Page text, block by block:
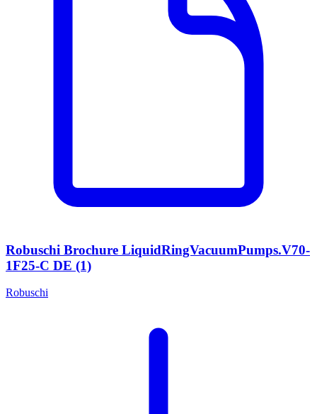
Robuschi Brochure LiquidRingVacuumPumps.V70-
1F25-C DE (1)
Robuschi